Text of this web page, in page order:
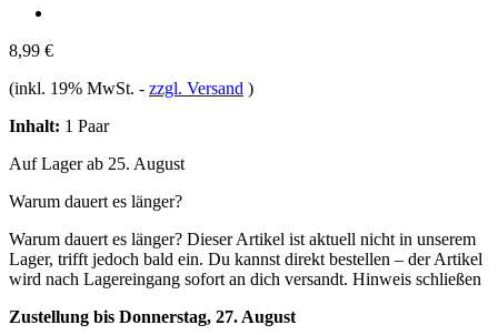
8,99 €
(inkl. 19% MwSt. - zzgl. Versand )
Inhalt: 1 Paar
Auf Lager ab 25. August
Warum dauert es länger?
Warum dauert es länger? Dieser Artikel ist aktuell nicht in unserem
Lager, trifft jedoch bald ein. Du kannst direkt bestellen – der Artikel
wird nach Lagereingang sofort an dich versandt. Hinweis schließen
Zustellung bis Donnerstag, 27. August